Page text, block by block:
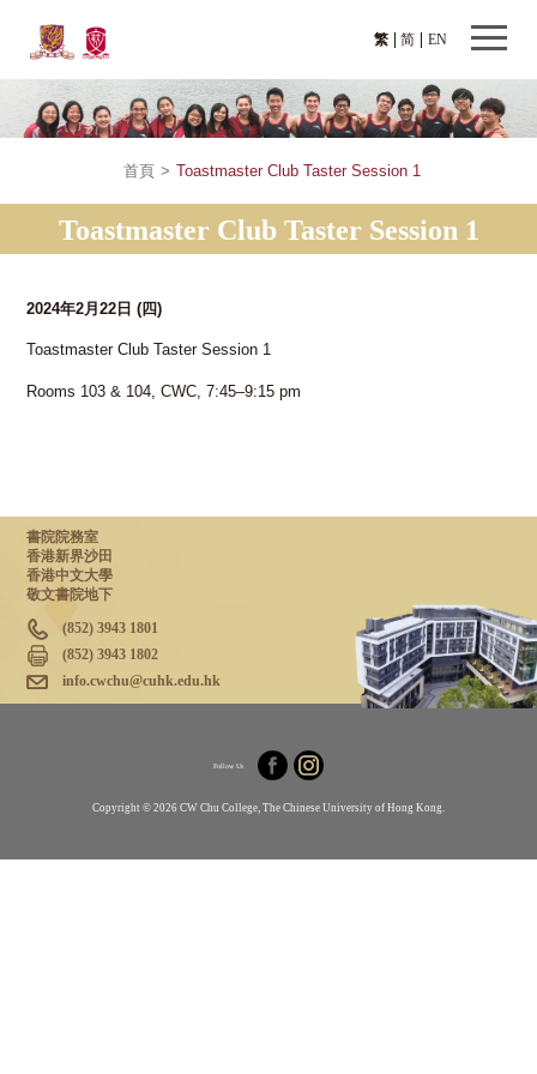
繁 EN
简
首頁 > Toastmaster Club Taster Session 1
Toastmaster Club Taster Session 1
2024年2月22日(四)
Toastmaster Club Taster Session 1
Rooms 103 & 104, CWC, 7:45–9:15 pm
書院院務室
香港新界沙田
香港中文大學
敬文書院地下
(852) 3943 1801
(852) 3943 1802
info.cwchu@cuhk.edu.hk
Follow Us
Copyright © 2026 CW Chu College, The Chinese University of Hong Kong.